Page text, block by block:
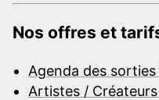
Nos offres et
Agenda des
Artistes /